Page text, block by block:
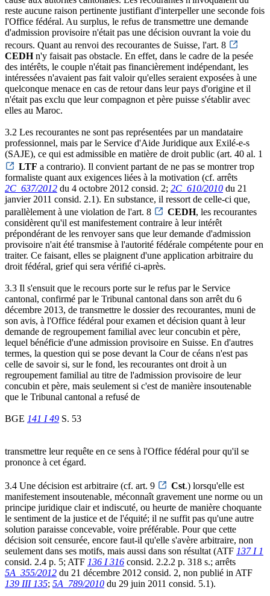
reste aucune raison pertinente justifiant d'interpeller une seconde fois
l'Office fédéral. Au surplus, le refus de transmettre une demande
d'admission provisoire n'était pas une décision ouvrant la voie du
recours. Quant au renvoi des recourantes de Suisse, l'art. 8
CEDHn'y faisait pas obstacle. En effet, dans le cadre de la pesée
des intérêts, le couple n'était pas financièrement indépendant, les
intéressées n'avaient pas fait valoir qu'elles seraient exposées à une
quelconque menace en cas de retour dans leur pays d'origine et il
n'était pas exclu que leur compagnon et père puisse s'établir avec
elles au Maroc.
3.2 Les recourantes ne sont pas représentées par un mandataire
professionnel, mais par le Service d'Aide Juridique aux Exilé-e-s
(SAJE), ce qui est admissible en matière de droit public (art. 40 al. 1
LTF a contrario). Il convient partant de ne pas se montrer trop
formaliste quant aux exigences liées à la motivation (cf. arrêts
2C_637/2012 du 4 octobre 2012 consid. 2; 2C_610/2010 du 21
janvier 2011 consid. 2.1). En substance, il ressort de celle-ci que,
parallèlement à une violation de l'art. 8
CEDH, les recourantes
considèrent qu'il est manifestement contraire à leur intérêt
prépondérant de les renvoyer sans que leur demande d'admission
provisoire n'ait été transmise à l'autorité fédérale compétente pour en
traiter. Ce faisant, elles se plaignent d'une application arbitraire du
droit fédéral, grief qui sera vérifié ci-après.
3.3 Il s'ensuit que le recours porte sur le refus par le Service
cantonal, confirmé par le Tribunal cantonal dans son arrêt du 6
décembre 2013, de transmettre le dossier des recourantes, muni de
son avis, à l'Office fédéral pour examen et décision quant à leur
demande de regroupement familial avec leur concubin et père,
lequel bénéficie d'une admission provisoire en Suisse. En d'autres
termes, la question qui se pose devant la Cour de céans n'est pas
celle de savoir si, sur le fond, les recourantes ont droit à un
regroupement familial au titre de l'admission provisoire de leur
concubin et père, mais seulement si c'est de manière insoutenable
que le Tribunal cantonal a refusé de
BGE 141 I 49 S. 53
transmettre leur requête en ce sens à l'Office fédéral pour qu'il se
prononce à cet égard.
3.4 Une décision est arbitraire (cf. art. 9 Cst.) lorsqu'elle est
manifestement insoutenable, méconnaît gravement une norme ou un
principe juridique clair et indiscuté, ou heurte de manière choquante
le sentiment de la justice et de l'équité; il ne suffit pas qu'une autre
solution paraisse concevable, voire préférable. Pour que cette
décision soit censurée, encore faut-il qu'elle s'avère arbitraire, non
seulement dans ses motifs, mais aussi dans son résultat (ATF 137 I 1
consid. 2.4 p. 5; ATF 136 I 316 consid. 2.2.2 p. 318 s.; arrêts
5A_355/2012 du 21 décembre 2012 consid. 2, non publié in ATF
139 III 135; 5A_789/2010 du 29 juin 2011 consid. 5.1).